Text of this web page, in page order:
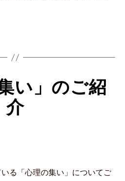
い」のご紹
介
る「心理の集い」についてご